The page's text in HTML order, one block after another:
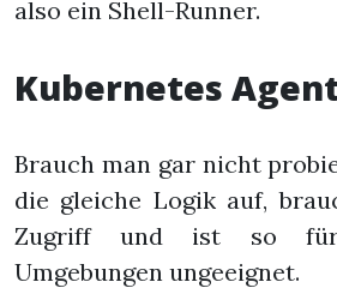
also ein Shell-Runner.
Kubernetes
Brauch man gar nicht
die gleiche Logik auf,
Zugriff und ist so
Umgebungen ungeeignet.